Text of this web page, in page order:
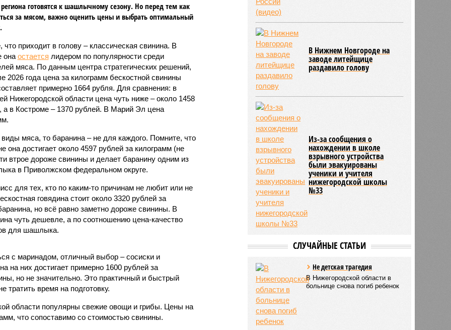
готовятся к шашлычному сезону. Но перед тем как
за мясом, важно оценить цены и выбрать оптимальный
что приходит в голову – классическая свинина. В
она остается лидером по популярности среди
мяса. По данным центра стратегических решений,
2026 года цена за килограмм бескостной свинины
примерно 1664 рубля. Для сравнения: в
Нижегородской области цена чуть ниже – около 1458
а в Костроме – 1370 рублей. В Марий Эл цена
мяса, то баранина – не для каждого. Помните, что
она достигает около 4597 рублей за килограмм (не
втрое дороже свинины и делает баранину одним из
в Приволжском федеральном округе.
для тех, кто по каким-то причинам не любит или не
говядина стоит около 3320 рублей за
но всё равно заметно дороже свинины. В
чуть дешевле, а по соотношению цена-качество
для шашлыка.
с маринадом, отличный выбор – сосиски и
на них достигает примерно 1600 рублей за
но не значительно. Это практичный и быстрый
тратить время на подготовку.
области популярны свежие овощи и грибы. Цены на
что сопоставимо со стоимостью свинины.
В Нижнем Новгороде на
заводе литейщице
раздавило голову
Из-за сообщения о
нахождении в школе
взрывного устройства
были эвакуированы
ученики и учителя
нижегородской школы
№33
СЛУЧАЙНЫЕ СТАТЬИ
Не детская трагедия
В Нижегородской области в
больнице снова погиб ребенок